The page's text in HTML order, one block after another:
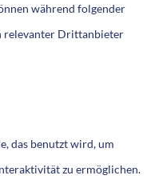
während folgender
relevanter Drittanbieter
das benutzt wird, um
zu ermöglichen.